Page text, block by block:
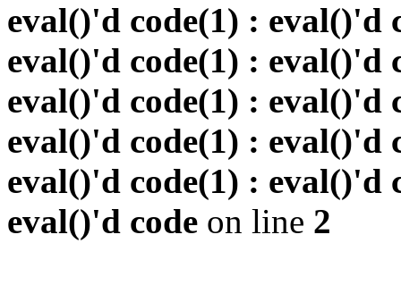
eval()'d code(1) : eval()'d
eval()'d code(1) : eval()'d
eval()'d code(1) : eval()'d
eval()'d code(1) : eval()'d
eval()'d code(1) : eval()'d
eval()'d code on line 2